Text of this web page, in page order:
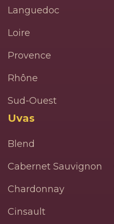
Languedoc
Loire
Provence
Rhône
Sud-Ouest
Uvas
Blend
Cabernet Sauvignon
Chardonnay
Cinsault